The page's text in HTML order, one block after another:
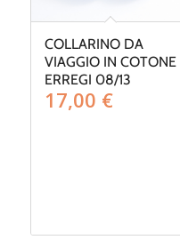
COLLARINO DA
VIAGGIO IN COTONE
ERREGI 08/13
17,00 €